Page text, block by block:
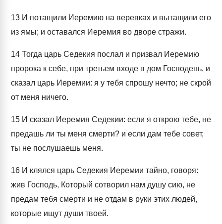
13 И потащили Иеремию на веревках и вытащили его
из ямы; и оставался Иеремия во дворе стражи.
14 Тогда царь Седекия послал и призвал Иеремию
пророка к себе, при третьем входе в дом Господень, и
сказал царь Иеремии: я у тебя спрошу нечто; не скрой
от меня ничего.
15 И сказал Иеремия Седекии: если я открою тебе, не
предашь ли ты меня смерти? и если дам тебе совет,
ты не послушаешь меня.
16 И клялся царь Седекия Иеремии тайно, говоря:
жив Господь, Который сотворил нам душу сию, не
предам тебя смерти и не отдам в руки этих людей,
которые ищут души твоей.